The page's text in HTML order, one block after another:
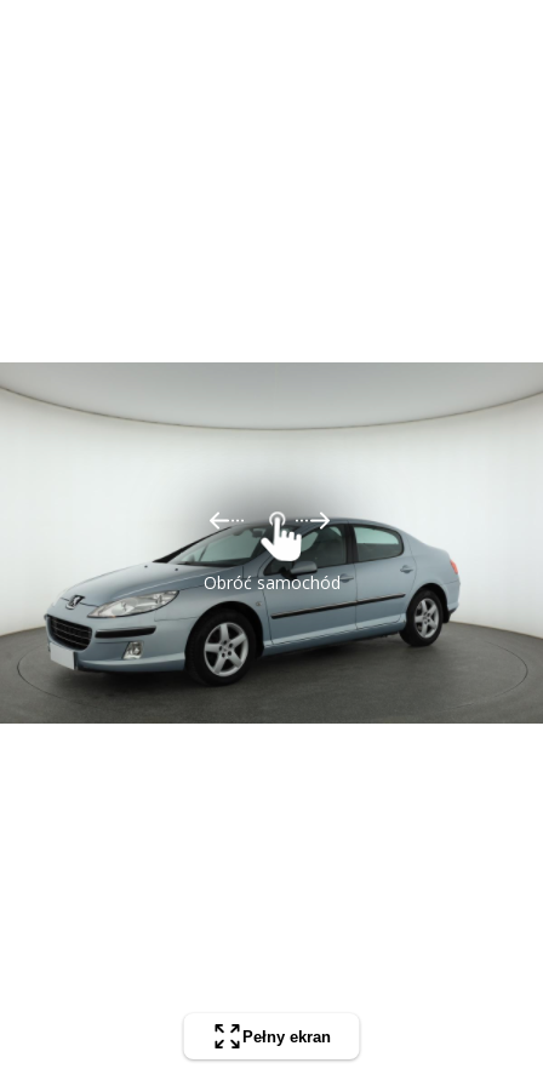
Obróć samochód
Pełny ekran